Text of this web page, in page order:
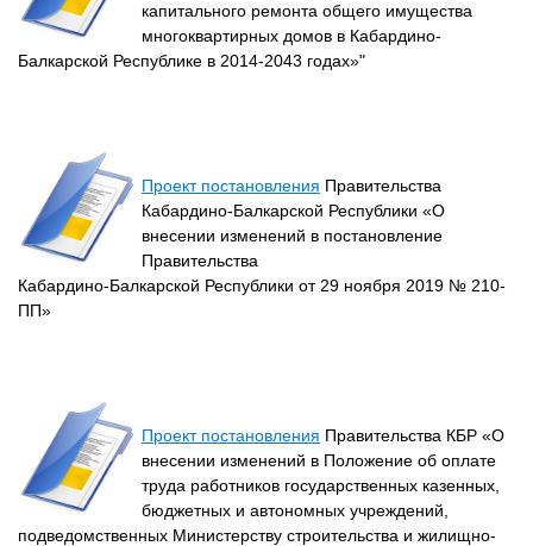
капитального ремонта общего имущества
многоквартирных домов в Кабардино-
Балкарской Республике в 2014-2043 годах»"
Проект постановления Правительства
Кабардино-Балкарской Республики «О
внесении изменений в постановление
Правительства
Кабардино-Балкарской Республики от 29 ноября 2019 № 210-
ПП»
Проект постановления Правительства КБР «О
внесении изменений в Положение об оплате
труда работников государственных казенных,
бюджетных и автономных учреждений,
подведомственных Министерству строительства и жилищно-